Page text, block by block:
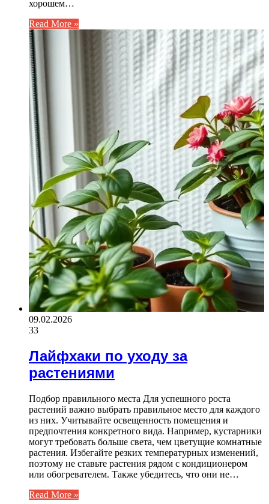
хорошем…
Read More »
09.02.2026
33
Лайфхаки по уходу за
растениями
Подбор правильного места Для успешного роста
растений важно выбрать правильное место для каждого
из них. Учитывайте освещенность помещения и
предпочтения конкретного вида. Например, кустарники
могут требовать больше света, чем цветущие комнатные
растения. Избегайте резких температурных изменений,
поэтому не ставьте растения рядом с кондиционером
или обогревателем. Также убедитесь, что они не…
Read More »